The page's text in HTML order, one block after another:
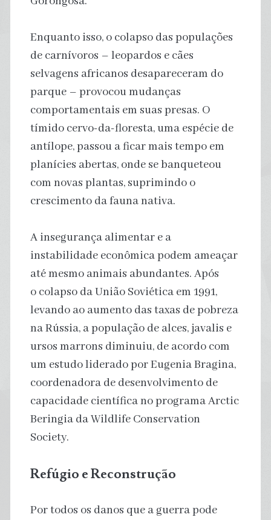
Enquanto isso, o colapso das populações
de carnívoros – leopardos e cães
selvagens africanos desapareceram do
parque – provocou mudanças
comportamentais em suas presas. O
tímido cervo-da-floresta, uma espécie de
antílope, passou a ficar mais tempo em
planícies abertas, onde se banqueteou
com novas plantas, suprimindo o
crescimento da fauna nativa.
A insegurança alimentar e a
instabilidade econômica podem ameaçar
até mesmo animais abundantes. Após
o colapso da União Soviética em 1991,
levando ao aumento das taxas de pobreza
na Rússia, a população de alces, javalis e
ursos marrons diminuiu, de acordo com
um estudo liderado por Eugenia Bragina,
coordenadora de desenvolvimento de
capacidade científica no programa Arctic
Beringia da Wildlife Conservation
Society.
Refúgio e Reconstrução
Por todos os danos que a guerra pode